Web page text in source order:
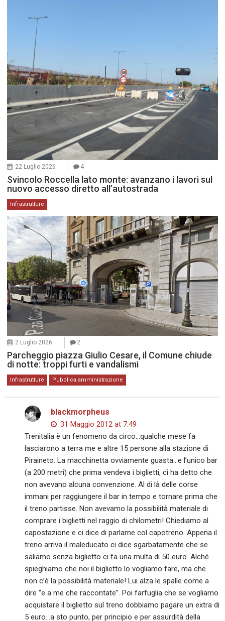
22 Luglio 2026 4
Svincolo Roccella lato monte: avanzano i lavori sul
nuovo accesso diretto all’autostrada
Infrastrutture
2 Luglio 2026 2
Parcheggio piazza Giulio Cesare, il Comune chiude
di notte: troppi furti e vandalismi
Infrastrutture Pubblica amministrazione
blackmorpheus
31 Maggio 2012 at 7:49
Trenitalia è un fenomeno da circo…qualche mese fa
lasciarono a terra me e altre 15 persone alla stazione di
Piraineto. La macchinetta ovviamente guasta…e l’unico bar
(a 200 metri) che prima vendeva i biglietti, ci ha detto che
non avevano alcuna convenzione. Al di là delle corse
immani per raggiungere il bar in tempo e tornare prima che
il treno partisse. Non avevamo la possibilità materiale di
comprare i biglietti nel raggio di chilometri! Chiediamo al
capostazione e ci dice di parlarne col capotreno. Appena il
treno arriva il maleducato ci dice sgarbatamente che se
saliamo senza biglietto ci fa una multa di 50 euro. Alché
spieghiamo che noi il biglietto lo vogliamo fare, ma che
non c’è la possibilità materiale! Lui alza le spalle come a
dire “e a me che raccontate”. Poi farfuglia che se vogliamo
acquistare il biglietto sul treno dobbiamo pagare un extra di
5 euro…a sto punto, per principio e per assurdità della